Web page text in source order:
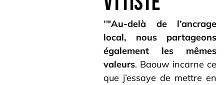
""Au-delà de l’ancrage
local, nous partageons
également les mêmes
valeurs. Baouw incarne ce
que j’essaye de mettre en